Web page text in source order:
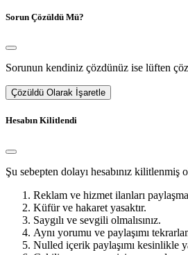
Sorun Çözüldü Mü?
Sorunun kendiniz çözdünüz ise lüften
Çözüldü Olarak İşaretle
Hesabın Kilitlendi
Şu sebepten dolayı hesabınız kilitlenmiş
Reklam ve hizmet ilanları
Küfür ve hakaret yasaktır.
Saygılı ve sevgili olmalısınız.
Aynı yorumu ve paylaşımı
Nulled içerik paylaşımı kesinlikle